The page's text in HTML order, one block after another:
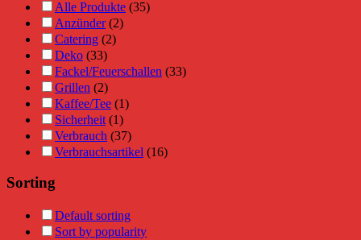
Alle Produkte (35)
Anzünder (2)
Catering (2)
Deko (33)
Fackel/Feuerschallen (33)
Grillen (2)
Kaffee/Tee (1)
Sicherheit (1)
Verbrauch (37)
Verbrauchsartikel (16)
Sorting
Default sorting
Sort by popularity